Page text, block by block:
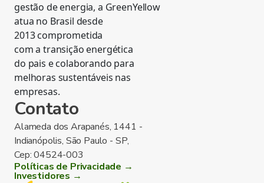
gestão de energia, a GreenYellow
atua no Brasil desde
2013 comprometida
com a transição energética
do pais e colaborando para
melhoras sustentáveis nas
empresas.
Contato
Alameda dos Arapanés, 1441 -
Indianópolis, São Paulo - SP,
Cep: 04524-003
Políticas de Privacidade →
Investidores →